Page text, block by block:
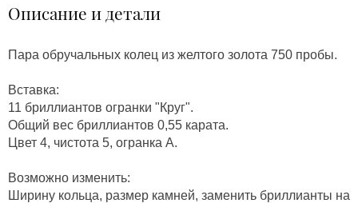
Описание и детали
Пара обручальных колец из желтого золота 750 пробы.
Вставка:
11 бриллиантов огранки "Круг".
Общий вес бриллиантов 0,55 карата.
Цвет 4, чистота 5, огранка А.
Возможно изменить:
Ширину кольца, размер камней, заменить бриллианты на